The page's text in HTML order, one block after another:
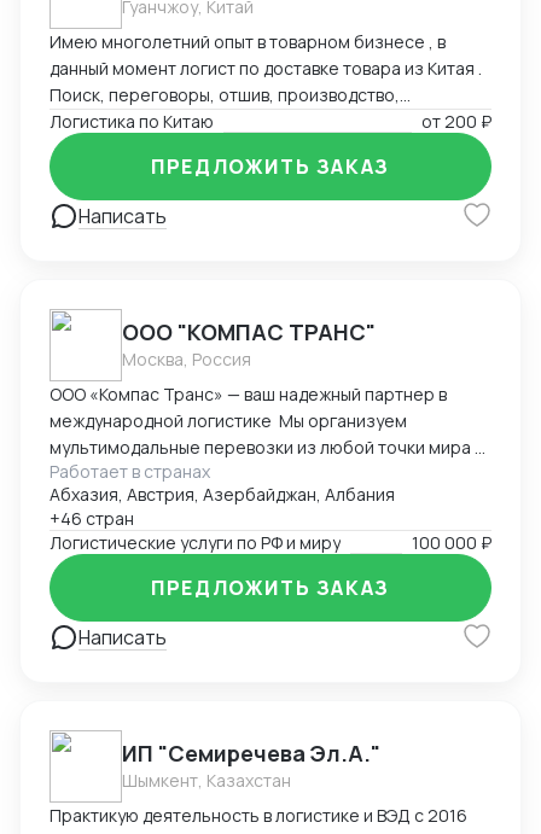
Гуанчжоу, Китай
Имею многолетний опыт в товарном бизнесе , в
данный момент логист по доставке товара из Китая .
Поиск, переговоры, отшив, производство,
траспортировка , аналитика товара под клиента.
Любые товары, выбор маршрутов, отсрочки
платежей , выбор способа оплаты , документация.
Логистика по Китаю от200 ₽
Написать
ПРЕДЛОЖИТЬ ЗАКАЗ
ООО "КОМПАС ТРАНС"
Москва, Россия
ООО «Компас Транс» — ваш надежный партнер в
международной логистике Мы организуем
мультимодальные перевозки из любой точки мира с
полным таможенным сопровождением.
Предоставляем комплекс складских услуг в
ключевых логистических хабах Европы, Азии и
России. Специализируемся на перевозках
температурных грузов с гарантированным
соблюдением режима. Обеспечиваем доставку
сборных и генеральных грузов с ежедневным
преимущества: Таможенное оформление под ключ
Собственный парк температурных контейнеров
Персональный менеджер 24/7 Фиксированные
сроки доставки
Работает в странах
Абхазия, Австрия, Азербайджан, Албания
+46 стран
Логистические услуги по РФ и миру
100 000 ₽
Написать
ПРЕДЛОЖИТЬ ЗАКАЗ
ИП "Семиречева Эл.А."
Шымкент, Казахстан
Практикую деятельность в логистике и ВЭД с 2016